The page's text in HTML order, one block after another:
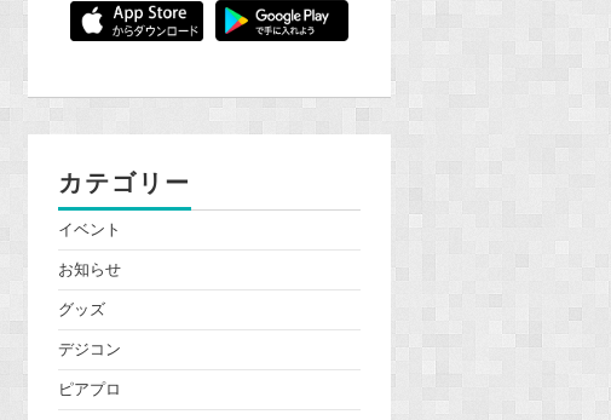
カテゴリー
イベント
お知らせ
グッズ
デジコン
ピアプロ